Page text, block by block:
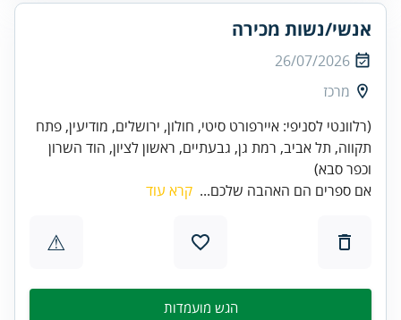
אנשי/נשות מכירה
26/07/2026
מרכז
(רלוונטי לסניפי: איירפורט סיטי, חולון, ירושלים, מודיעין, פתח
תקווה, תל אביב, רמת גן, גבעתיים, ראשון לציון, הוד השרון
וכפר סבא)
אם ספרים הם האהבה שלכם... קרא עוד
⚠
הגש מועמדות